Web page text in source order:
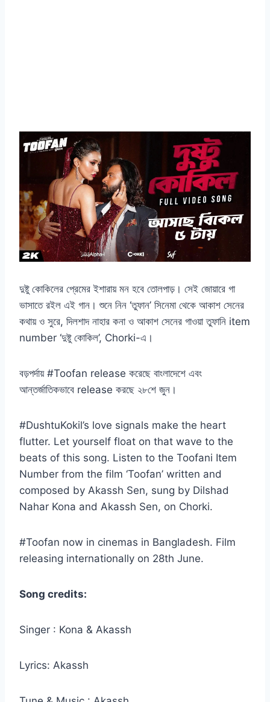
দুষ্টু কোকিলের প্রেমের ইশারায় মন হবে তোলপাড়। সেই জোয়ারে গা
ভাসাতে রইল এই গান। শুনে নিন ‘তুফান’ সিনেমা থেকে আকাশ সেনের
কথায় ও সুরে, দিলশাদ নাহার কনা ও আকাশ সেনের গাওয়া তুফানি item
number ‘দুষ্টু কোকিল’, Chorki-এ।
বড়পর্দায় #Toofan release করেছে বাংলাদেশে এবং
আন্তর্জাতিকভাবে release করছে ২৮শে জুন।
#DushtuKokil’s love signals make the heart
flutter. Let yourself float on that wave to the
beats of this song. Listen to the Toofani Item
Number from the film ‘Toofan’ written and
composed by Akassh Sen, sung by Dilshad
Nahar Kona and Akassh Sen, on Chorki.
#Toofan now in cinemas in Bangladesh. Film
releasing internationally on 28th June.
Song credits:
Singer : Kona & Akassh
Lyrics: Akassh